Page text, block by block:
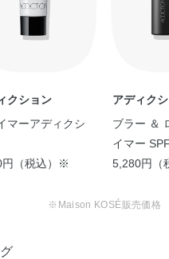
クション
マーアディクシ
円（税込）※
アディク
ブラー ＆
イマー
5,280円（
※Maison KOSÉ販売価格